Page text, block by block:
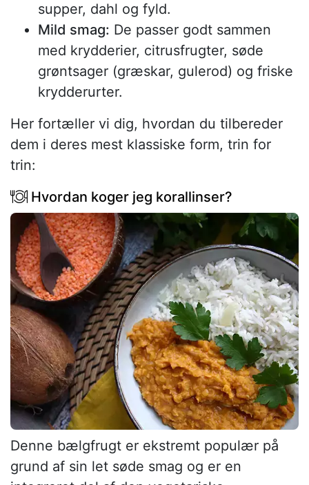
supper, dahl og fyld.
Mild smag: De passer godt sammen
med krydderier, citrusfrugter, søde
grøntsager (græskar, gulerod) og friske
krydderurter.
Her fortæller vi dig, hvordan du tilbereder
dem i deres mest klassiske form, trin for
trin:
Hvordan koger jeg korallinser?
Denne bælgfrugt er ekstremt populær på
grund af sin let søde smag og er en